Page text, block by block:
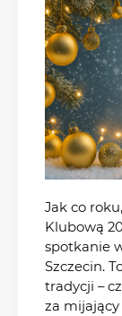
Jak co
Klubową
spotkanie
Szczecin.
tradycji –
za